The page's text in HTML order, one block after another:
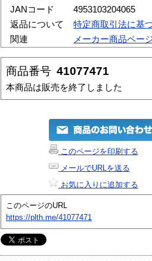
JANコード
4953103204065
返品について
特定商取引法に基
関連
メーカー商品ペー
商品番号 41077471
本商品は販売を終了しました
このページを印刷する
メールでURLを送る
お気に入りに追加する
このページのURL
https://plth.me/41077471